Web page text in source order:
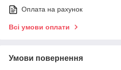
Оплата на рахунок
Всі умови оплати
Умови повернення